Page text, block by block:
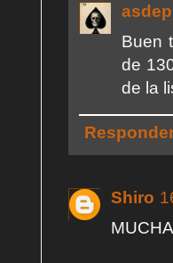
Buen
de
de la
Shiro